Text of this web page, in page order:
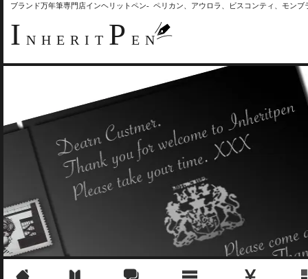
ブランド万年筆専門店インヘリットペン- ペリカン、アウロラ、ビスコンティ、モン
I NHERIT P EN